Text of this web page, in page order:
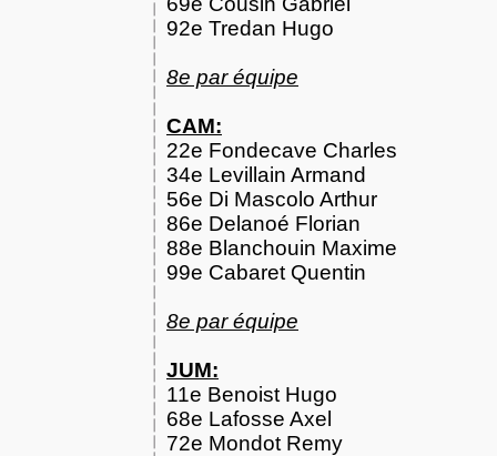
92e Tredan Hugo
8e par équipe
CAM:
22e Fondecave Charles
34e Levillain Armand
56e Di Mascolo Arthur
86e Delanoé Florian
88e Blanchouin Maxime
99e Cabaret Quentin
8e par équipe
JUM:
11e Benoist Hugo
68e Lafosse Axel
72e Mondot Remy